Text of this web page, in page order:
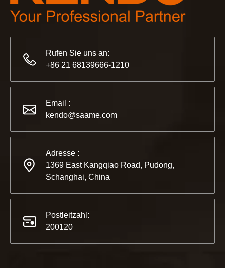
2022-11-21
Partner und Freunde, wir haben großartige Neuigkeiten
Rufen Sie uns an:
+86 21 68139666-1210
Email :
kendo@saame.com
Adresse :
1369 East Kangqiao Road, Pudong,
Schanghai, China
Postleitzahl:
200120